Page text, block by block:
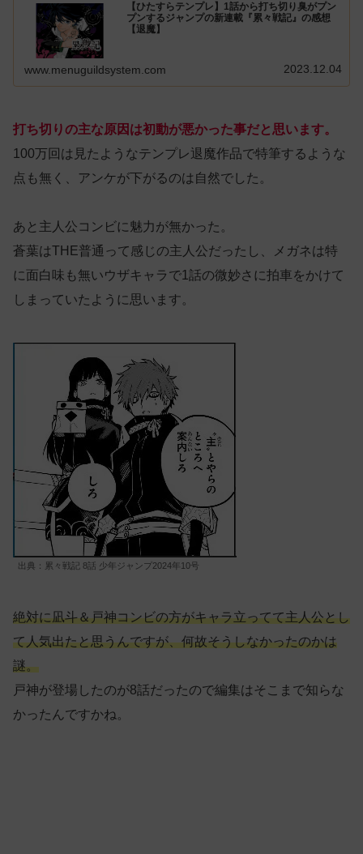
【ひたすらテンプレ】1話から打ち切り臭がプン
プンするジャンプの新連載『累々戦記』の感想
【退魔】
www.menuguildsystem.com 2023.12.04
打ち切りの主な原因は初動が悪かった事だと思います。
100万回は見たようなテンプレ退魔作品で特筆するような
点も無く、アンケが下がるのは自然でした。
あと主人公コンビに魅力が無かった。
蒼葉はTHE普通って感じの主人公だったし、メガネは特
に面白味も無いウザキャラで1話の微妙さに拍車をかけて
しまっていたように思います。
出典：累々戦記 8話 少年ジャンプ2024年10号
絶対に凪斗＆戸神コンビの方がキャラ立ってて主人公とし
て人気出たと思うんですが、何故そうしなかったのかは
謎。
戸神が登場したのが8話だったので編集はそこまで知らな
かったんですかね。